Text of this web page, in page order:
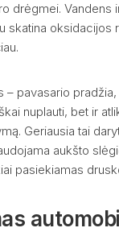
drėgmei. Vandens
skatina oksidacijos
– pavasario
nuplauti, bet ir
Geriausia tai
aukšto
pasiekiamas